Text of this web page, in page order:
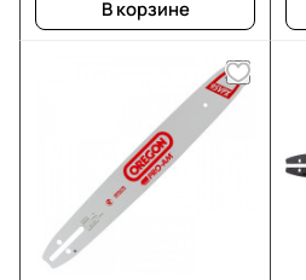
В корзине